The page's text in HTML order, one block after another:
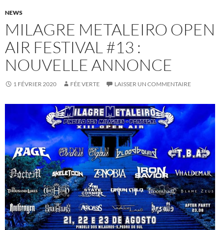
NEWS
MILAGRE METALEIRO OPEN
AIR FESTIVAL #13 :
NOUVELLE ANNONCE
1 FÉVRIER 2020 FÉE VERTE LAISSER UN COMMENTAIRE